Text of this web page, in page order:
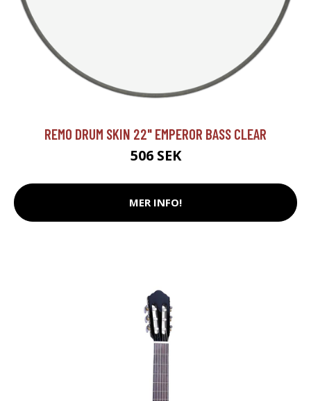
REMO DRUM SKIN 22" EMPEROR BASS CLEAR
506 SEK
MER INFO!